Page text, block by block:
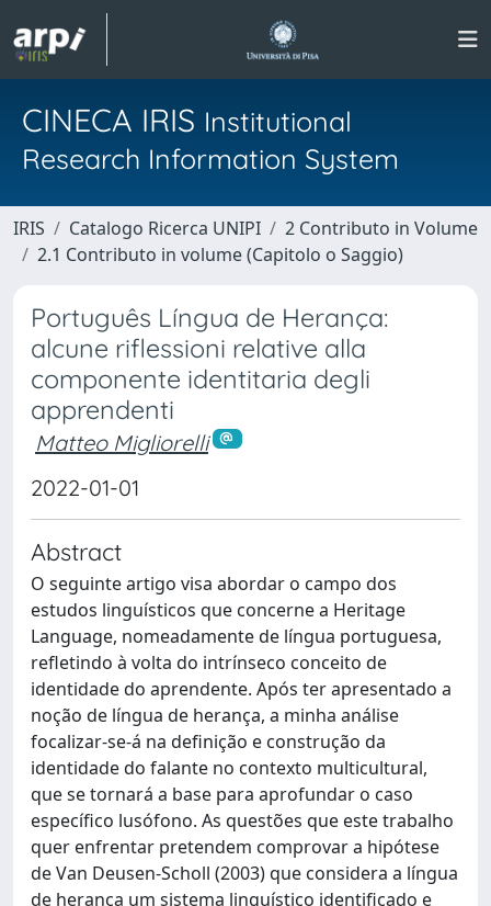
CINECA IRIS Institutional
Research Information System
IRIS Catalogo Ricerca UNIPI
2 Contributo in Volume
2.1 Contributo in volume (Capitolo o Saggio)
Português Língua de Herança:
alcune riflessioni relative alla
componente identitaria degli
apprendenti
Matteo Migliorelli
2022-01-01
Abstract
O seguinte artigo visa abordar o campo dos
estudos linguísticos que concerne a Heritage
Language, nomeadamente de língua portuguesa,
refletindo à volta do intrínseco conceito de
identidade do aprendente. Após ter apresentado a
noção de língua de herança, a minha análise
focalizar-se-á na definição e construção da
identidade do falante no contexto multicultural,
que se tornará a base para aprofundar o caso
específico lusófono. As questões que este trabalho
quer enfrentar pretendem comprovar a hipótese
de Van Deusen-Scholl (2003) que considera a língua
de herança um sistema linguístico identificado e